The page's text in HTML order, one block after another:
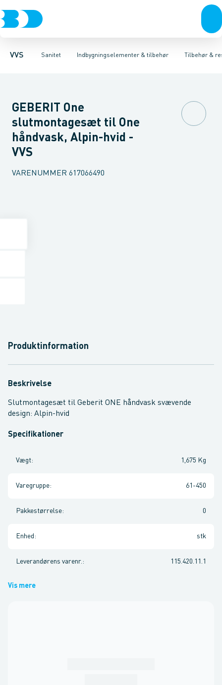
VVS Sanitet
Rør & fittingsPressfittings & rørKuglehaner & ventilerAfløb
Indbygningselementer & tilbehør
Toiletter, sæder og cisternerVaskeArmaturerBrusereTilbehør &
Høje Indbygnings elementerLave Indbygnings elementer
GEBERIT One
slutmontagesæt til One
håndvask, Alpin-hvid -
VVS
VARENUMMER 617066490
Produktinformation
Beskrivelse
Slutmontagesæt til Geberit ONE håndvask svævende
design: Alpin-hvid
Specifikationer
Vægt: 1,675 Kg
Varegruppe: 61-450
Pakkestørrelse: 0
Enhed : stk
Leverandørens varenr. : 115.420.11.1
Vis mere